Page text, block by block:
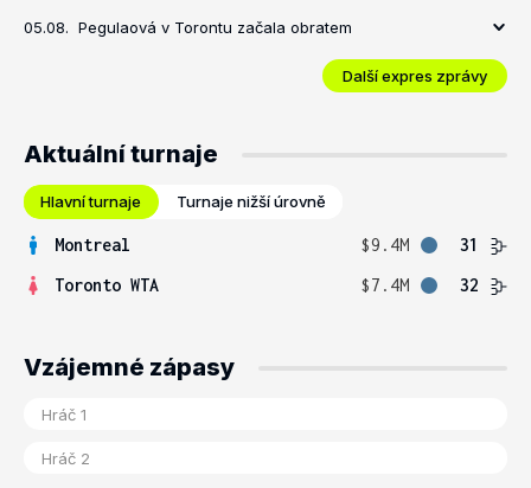
05.08. Pegulaová v Torontu začala obratem
Další expres zprávy
Aktuální turnaje
Hlavní turnaje Turnaje nižší úrovně
Montreal $9.4M
31
Toronto WTA
$7.4M 32
Vzájemné zápasy